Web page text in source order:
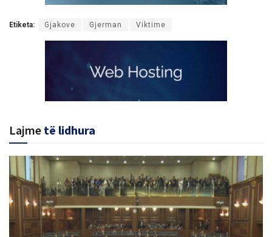
Etiketa: Gjakove Gjerman Viktime
Lajme të lidhura